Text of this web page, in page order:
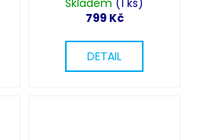
Skladem (1 ks)
799 Kč
DETAIL